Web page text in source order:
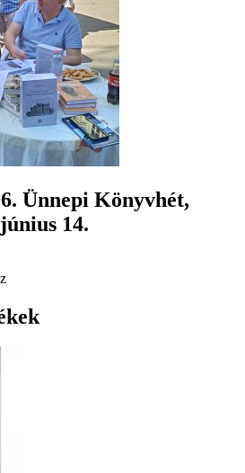
Ünnepi Könyvhét,
14.